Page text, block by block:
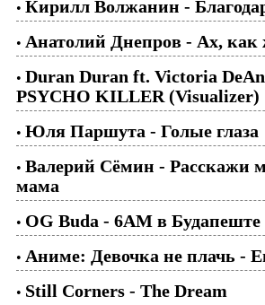
• Кирилл Волжанин -
• Анатолий Днепров - Ах, как
• Duran Duran ft. Victoria
PSYCHO KILLER (Visualizer)
• Юля Паршута - Голые глаза
• Валерий Сёмин - Расскажи
мама
• OG Buda - 6AM в Будапеште
• Аниме: Девочка не плачь -
• Still Corners - The Dream